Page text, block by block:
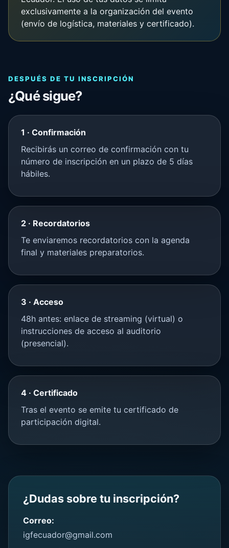
exclusivamente a la organización del evento
(envío de logística, materiales y certificado).
DESPUÉS DE TU INSCRIPCIÓN
¿Qué sigue?
1 · Confirmación
Recibirás un correo de confirmación con tu
número de inscripción en un plazo de 5 días
hábiles.
2 · Recordatorios
Te enviaremos recordatorios con la agenda
final y materiales preparatorios.
3 · Acceso
48h antes: enlace de streaming (virtual) o
instrucciones de acceso al auditorio
(presencial).
4 · Certificado
Tras el evento se emite tu certificado de
participación digital.
¿Dudas sobre tu inscripción?
Correo:
igfecuador@gmail.com